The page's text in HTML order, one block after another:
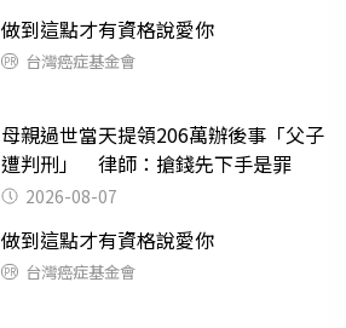
做到這點才有資格說愛你
台灣癌症基金會
母親過世當天提領206萬辦後事「父子
遭判刑」 律師：搶錢先下手是罪
2026-08-07
做到這點才有資格說愛你
台灣癌症基金會